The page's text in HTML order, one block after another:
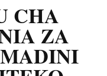
CHA
ZA